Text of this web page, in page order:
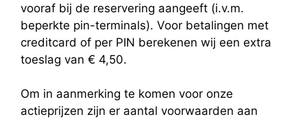
vooraf bij de reservering aangeeft (i.v.m.
beperkte pin-terminals). Voor betalingen met
creditcard of per PIN berekenen wij een extra
toeslag van € 4,50.
Om in aanmerking te komen voor onze
actieprijzen zijn er aantal voorwaarden aan